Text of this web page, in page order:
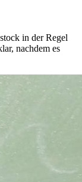
in der Regel
nachdem es